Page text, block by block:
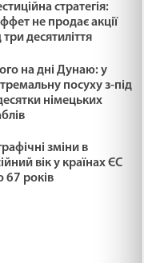
1479/ Майтеся файно
Майтеся файно
стратегія:
не продає акції
десятиліття
на дні Дунаю: у
посуху з-під
німецьких
зміни в
вік у країнах ЄС
67 років